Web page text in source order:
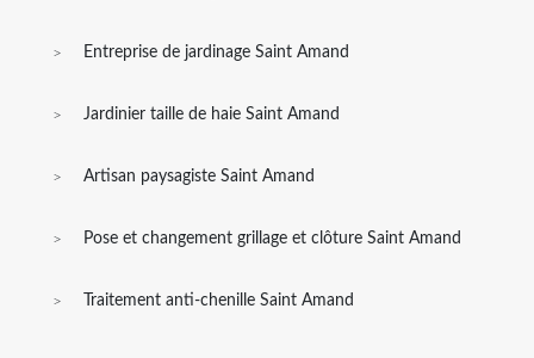
Entreprise de jardinage Saint Amand
Jardinier taille de haie Saint Amand
Artisan paysagiste Saint Amand
Pose et changement grillage et clôture Saint Amand
Traitement anti-chenille Saint Amand